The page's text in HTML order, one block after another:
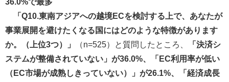
「Q10.東南アジアへの越境ECを検討する上で、あなたが
事業展開を避けたくなる国にはどのような特徴があります
か。（上位3つ）」
（n=525）と質問したところ、
「決済シ
ステムが整備されていない」が36.0%、「EC利用率が低い
（EC市場が成熟しきっていない）」が26.1%、「経済成長